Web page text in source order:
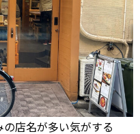
店名が多い気がする